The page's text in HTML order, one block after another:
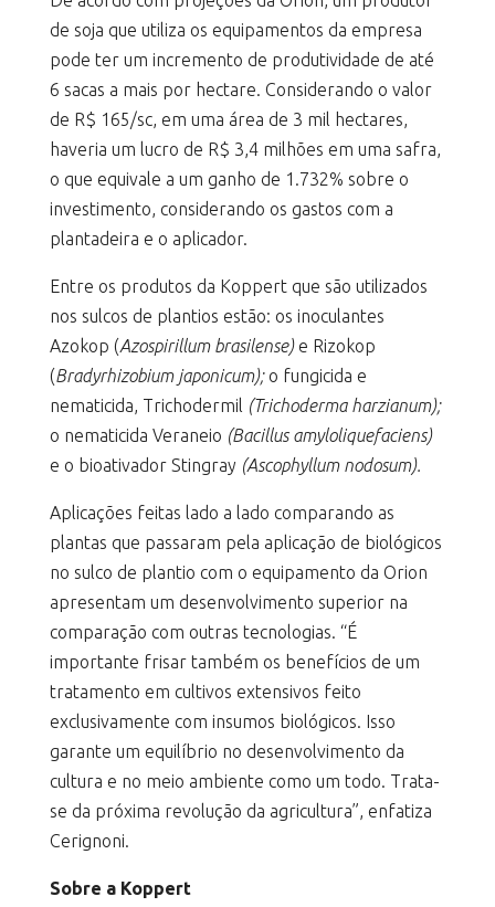
de soja que utiliza os equipamentos da empresa
pode ter um incremento de produtividade de até
6 sacas a mais por hectare. Considerando o valor
de R$ 165/sc, em uma área de 3 mil hectares,
haveria um lucro de R$ 3,4 milhões em uma safra,
o que equivale a um ganho de 1.732% sobre o
investimento, considerando os gastos com a
plantadeira e o aplicador.
Entre os produtos da Koppert que são utilizados
nos sulcos de plantios estão: os inoculantes
Azokop (Azospirillum brasilense)e Rizokop
(Bradyrhizobium japonicum);o fungicida e
nematicida, Trichodermil (Trichoderma harzianum);
o nematicida Veraneio (Bacillus amyloliquefaciens)
e o bioativador Stingray (Ascophyllum nodosum).
Aplicações feitas lado a lado comparando as
plantas que passaram pela aplicação de biológicos
no sulco de plantio com o equipamento da Orion
apresentam um desenvolvimento superior na
comparação com outras tecnologias. “É
importante frisar também os benefícios de um
tratamento em cultivos extensivos feito
exclusivamente com insumos biológicos. Isso
garante um equilíbrio no desenvolvimento da
cultura e no meio ambiente como um todo. Trata-
se da próxima revolução da agricultura”, enfatiza
Cerignoni.
Sobre a Koppert